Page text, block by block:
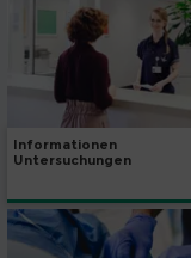
Informationen
Untersuchungen